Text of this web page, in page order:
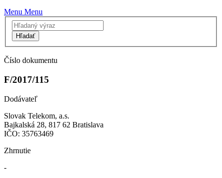
Menu Menu
Hľadať
Číslo dokumentu
F/2017/115
Dodávateľ
Slovak Telekom, a.s.
Bajkalská 28, 817 62 Bratislava
IČO: 35763469
Zhrnutie
-